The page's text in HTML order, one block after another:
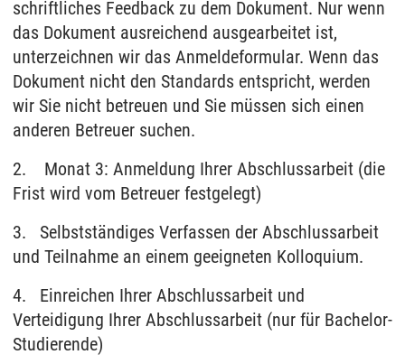
schriftliches Feedback zu dem Dokument. Nur wenn
das Dokument ausreichend ausgearbeitet ist,
unterzeichnen wir das Anmeldeformular. Wenn das
Dokument nicht den Standards entspricht, werden
wir Sie nicht betreuen und Sie müssen sich einen
anderen Betreuer suchen.
2. Monat 3: Anmeldung Ihrer Abschlussarbeit (die
Frist wird vom Betreuer festgelegt)
3. Selbstständiges Verfassen der Abschlussarbeit
und Teilnahme an einem geeigneten Kolloquium.
4. Einreichen Ihrer Abschlussarbeit und
Verteidigung Ihrer Abschlussarbeit (nur für Bachelor-
Studierende)